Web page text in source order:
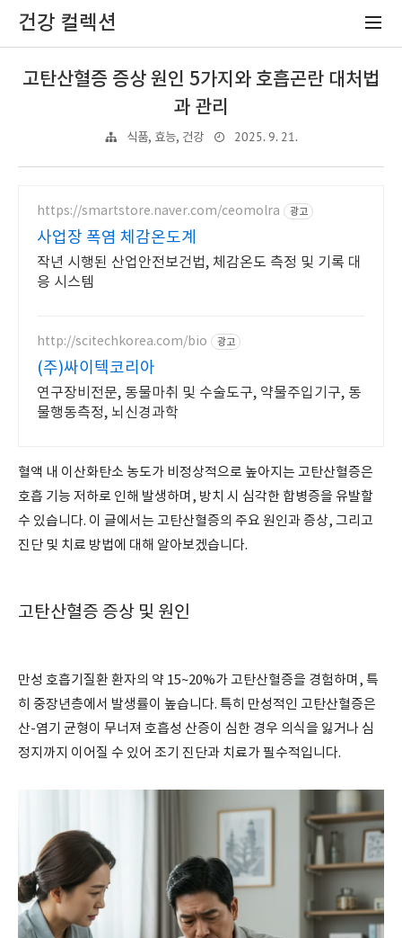
건강 컬렉션
고탄산혈증 증상 원인 5가지와 호흡곤란 대처법
과 관리
식품, 효능, 건강 2025. 9. 21.
https://smartstore.naver.com/ceomolra 광고
사업장 폭염 체감온도계
작년 시행된 산업안전보건법, 체감온도 측정 및 기록 대
응 시스템
http://scitechkorea.com/bio 광고
(주)싸이텍코리아
연구장비전문, 동물마취 및 수술도구, 약물주입기구, 동
물행동측정, 뇌신경과학
혈액 내 이산화탄소 농도가 비정상적으로 높아지는 고탄산혈증은
호흡 기능 저하로 인해 발생하며, 방치 시 심각한 합병증을 유발할
수 있습니다. 이 글에서는 고탄산혈증의 주요 원인과 증상, 그리고
진단 및 치료 방법에 대해 알아보겠습니다.
고탄산혈증 증상 및 원인
만성 호흡기질환 환자의 약 15~20%가 고탄산혈증을 경험하며, 특
히 중장년층에서 발생률이 높습니다. 특히 만성적인 고탄산혈증은
산-염기 균형이 무너져 호흡성 산증이 심한 경우 의식을 잃거나 심
정지까지 이어질 수 있어 조기 진단과 치료가 필수적입니다.